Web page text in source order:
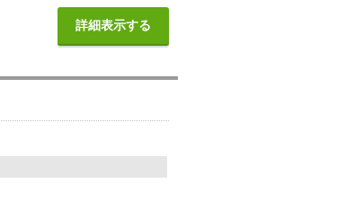
詳細表示する